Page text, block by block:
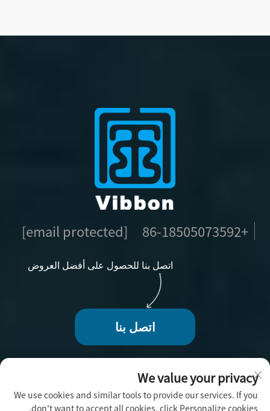
+86-18505073592
[email protected]
اتصل بنا للحصول على أفضل العروض
اتصل بنا
حقوق الطبع والنشر © 2025 بواسطة فوجو فيبون للحرف
We value your privacy
We use cookies and similar tools to provide our services. If you
don't want to accept all cookies, click Personalize cookies.